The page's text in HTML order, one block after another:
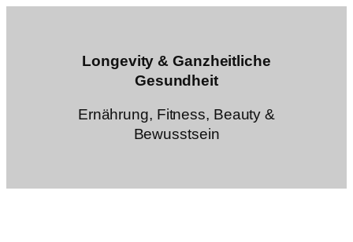
Longevity & Ganzheitliche
Gesundheit
Ernährung, Fitness, Beauty &
Bewusstsein